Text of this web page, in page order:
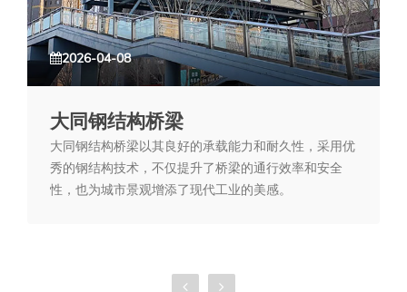
2026-04-08
大同钢结构桥梁
大同钢结构桥梁以其良好的承载能力和耐久性，采用优
秀的钢结构技术，不仅提升了桥梁的通行效率和安全
性，也为城市景观增添了现代工业的美感。